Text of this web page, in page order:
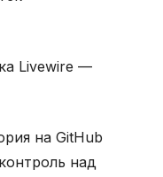
Livewire —
на GitHub
над